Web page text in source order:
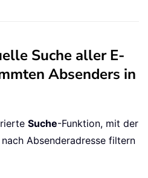
Suche aller E-
Absenders in
Suche-Funktion, mit der
Absenderadresse filtern